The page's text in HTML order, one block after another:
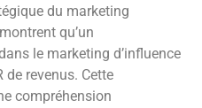
du marketing
qu’un
le marketing d’influence
de revenus. Cette
compréhension